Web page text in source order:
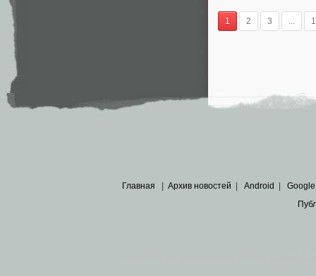
1 2 3 ...
Главная Архив новостей Android Google